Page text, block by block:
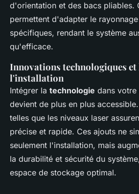
d'orientation et des bacs pliables.
permettent d'adapter le
spécifiques, rendant le système
qu'efficace.
Innovations technologiques
l'installation
Intégrer la technologie dans votre
devient de plus en plus
telles que les niveaux laser
précise et rapide. Ces ajouts ne
seulement l'installation, mais
la durabilité et sécurité du
espace de stockage optimal.